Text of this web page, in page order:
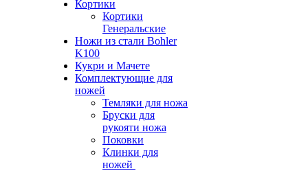
Кортики
Кортики
Генеральские
Ножи из стали Bohler
K100
Кукри и Мачете
Комплектующие для
ножей
Темляки для ножа
Бруски для
рукояти ножа
Поковки
Клинки для
ножей